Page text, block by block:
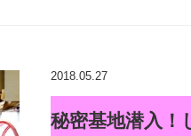
2018.05.27
秘密基地潜入！